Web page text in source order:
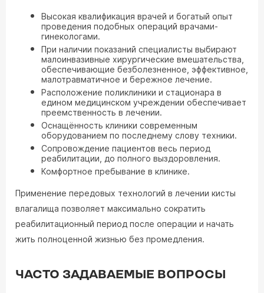
Высокая квалификация врачей и богатый опыт
проведения подобных операций врачами-
гинекологами.
При наличии показаний специалисты выбирают
малоинвазивные хирургические вмешательства,
обеспечивающие безболезненное, эффективное,
малотравматичное и бережное лечение.
Расположение поликлиники и стационара в
едином медицинском учреждении обеспечивает
преемственность в лечении.
Оснащённость клиники современным
оборудованием по последнему слову техники.
Сопровождение пациентов весь период
реабилитации, до полного выздоровления.
Комфортное пребывание в клинике.
Применение передовых технологий в лечении кисты
влагалища позволяет максимально сократить
реабилитационный период после операции и начать
жить полноценной жизнью без промедления.
ЧАСТО ЗАДАВАЕМЫЕ ВОПРОСЫ